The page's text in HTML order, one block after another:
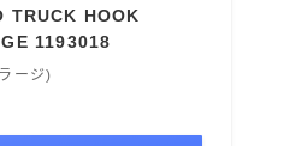
TRUCK HOOK
1193018
ージ)